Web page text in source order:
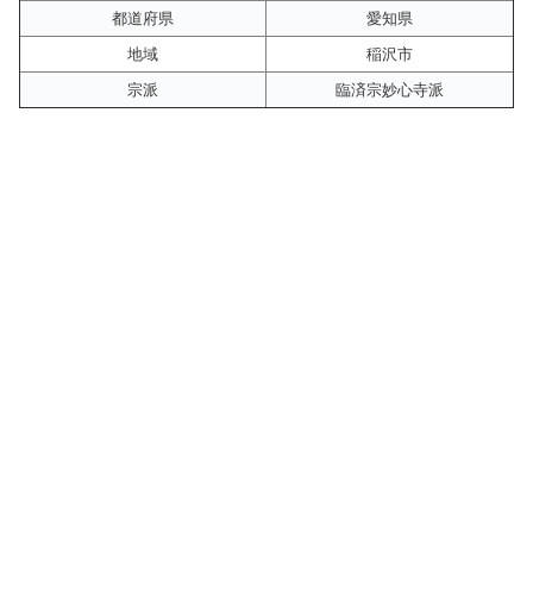
都道府県
愛知県
地域
稲沢市
宗派
臨済宗妙心寺派